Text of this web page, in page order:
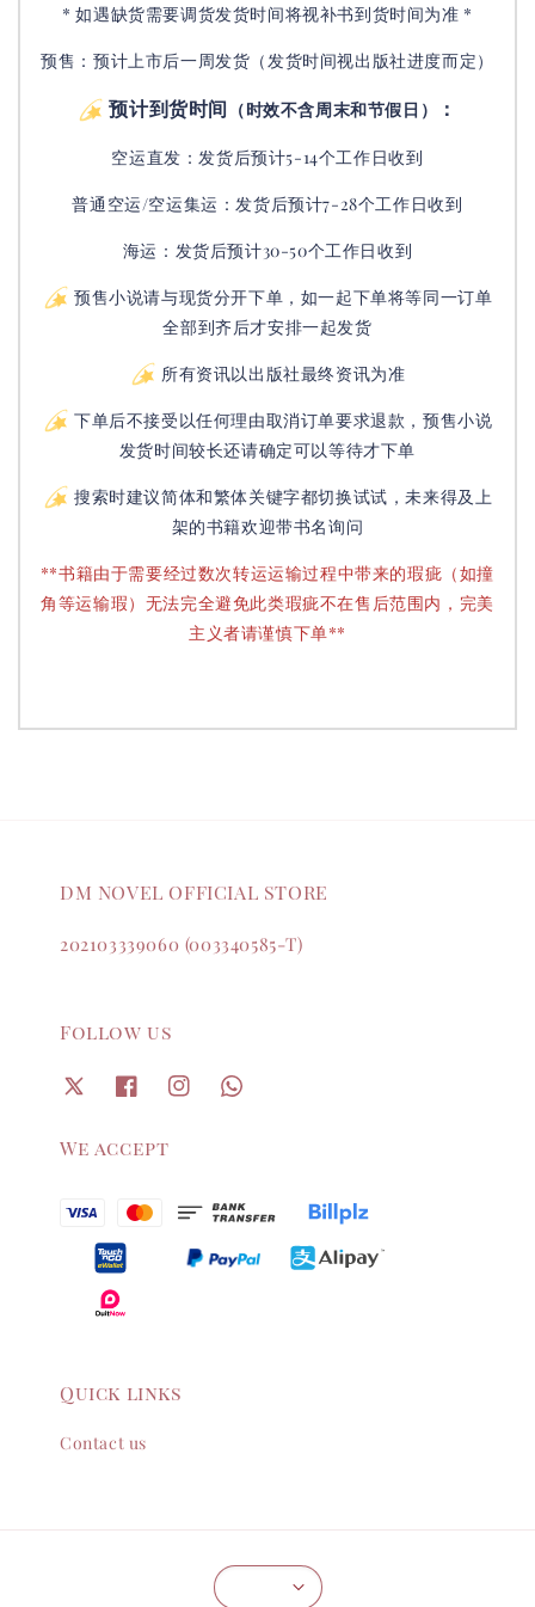
* 如遇缺货需要调货发货时间将视补书到货时间为准 *
预售：预计上市后一周发货（发货时间视出版社进度而定）
预计到货时间 （时效不含周末和节假日） ：
空运直发：发货后预计5-14个工作日收到
普通空运/空运集运：发货后预计7-28个工作日收到
海运：发货后预计30-50个工作日收到
预售小说请与现货分开下单，如一起下单将等同一订单
全部到齐后才安排一起发货
所有资讯以出版社最终资讯为准
下单后不接受以任何理由取消订单要求退款，预售小说
发货时间较长还请确定可以等待才下单
搜索时建议简体和繁体关键字都切换试试，未来得及上
架的书籍欢迎带书名询问
**书籍由于需要经过数次转运运输过程中带来的瑕疵（如撞
角等运输瑕）无法完全避免此类瑕疵不在售后范围内，完美
主义者请谨慎下单**
DM NOVEL OFFICIAL STORE
202103339060 (003340585-T)
Follow us
We accept
Quick links
Contact us